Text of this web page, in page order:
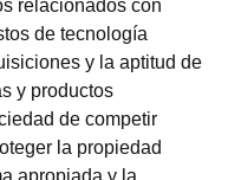
relacionados con
de tecnología
y la aptitud de
y productos
de competir
la propiedad
apropiada y la